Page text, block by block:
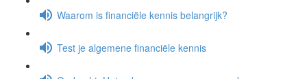
Waarom is financiële kennis belangrijk?
Test je algemene financiële kennis